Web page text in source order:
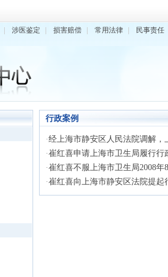
涉医鉴定 损害赔偿 常用法律
民事责任
行政案例
·经上海市静安区人民法院调解，
·崔红喜申请上海市卫生局履行行
·崔红喜不服上海市卫生局2008年
·崔红喜向上海市静安区法院提起